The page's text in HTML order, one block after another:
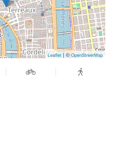
Leaflet | ©OpenStreetMap